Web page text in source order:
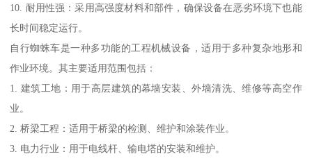
10. 耐用性强：采用高强度材料和部件，确保设备在恶劣环境下也能
长时间稳定运行。
自行蜘蛛车是一种多功能的工程机械设备，适用于多种复杂地形和
作业环境。其主要适用范围包括：
1. 建筑工地：用于高层建筑的幕墙安装、外墙清洗、维修等高空作
业。
2. 桥梁工程：适用于桥梁的检测、维护和涂装作业。
3. 电力行业：用于电线杆、输电塔的安装和维护。